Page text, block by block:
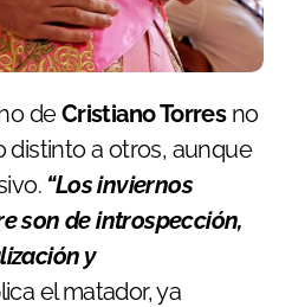
deCristiano Torresno
distinto a otros, aunque
“Los inviernos
son de introspección,
y
el matador, ya